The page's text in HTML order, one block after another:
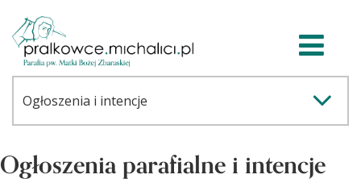
Ogłoszenia parafialne i intencje